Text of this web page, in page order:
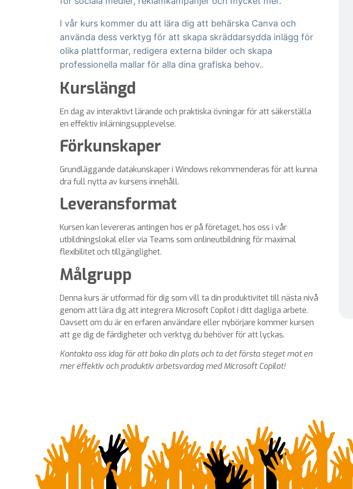
I vår kurs kommer du att lära dig att behärska Canva och
använda dess verktyg för att skapa skräddarsydda inlägg för
olika plattformar, redigera externa bilder och skapa
professionella mallar för alla dina grafiska behov..
Kurslängd
En dag av interaktivt lärande och praktiska övningar för att säkerställa
en effektiv inlärningsupplevelse.
Förkunskaper
Grundläggande datakunskaper i Windows rekommenderas för att kunna
dra full nytta av kursens innehåll.
Leveransformat
Kursen kan levereras antingen hos er på företaget, hos oss i vår
utbildningslokal eller via Teams som onlineutbildning för maximal
flexibilitet och tillgänglighet.
Målgrupp
Denna kurs är utformad för dig som vill ta din produktivitet till nästa nivå
genom att lära dig att integrera Microsoft Copilot i ditt dagliga arbete.
Oavsett om du är en erfaren användare eller nybörjare kommer kursen
att ge dig de färdigheter och verktyg du behöver för att lyckas.
Kontakta oss idag för att boka din plats och ta det första steget mot en
mer effektiv och produktiv arbetsvardag med Microsoft Copilot!